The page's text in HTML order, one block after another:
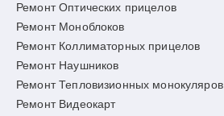
Ремонт Оптических прицелов
Ремонт Моноблоков
Ремонт Коллиматорных прицелов
Ремонт Наушников
Ремонт Тепловизионных монокуляров
Ремонт Видеокарт